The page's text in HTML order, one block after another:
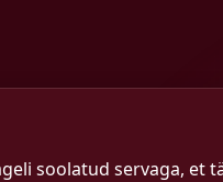
soolatud servaga, et